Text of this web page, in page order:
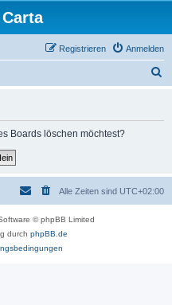
Anmelden
Registrieren
Boards löschen möchtest?
Alle Zeiten sind UTC+02:00
© phpBB Limited
durch phpBB.de